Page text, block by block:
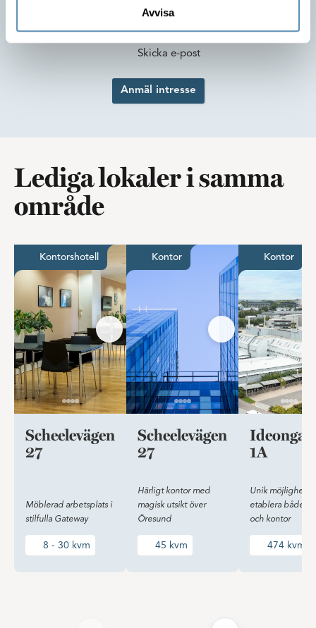
Avvisa
Förvaltare
Skicka e-post
Anmäl intresse
Lediga lokaler i samma
område
Möblerad arbetsplats i stilfulla Gateway
Kontorshotell
Scheelevägen
27
Möblerad arbetsplats i
stilfulla Gateway
8 - 30 kvm
Härligt kontor med magisk
Kontor
Scheelevägen
27
Härligt kontor med
magisk utsikt över
Öresund
45 kvm
Kontor
1A
Unik möjlighet
etablera både
och kontor
474 kvm